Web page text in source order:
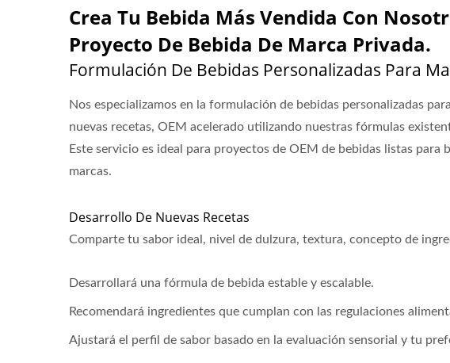
Crea Tu Bebida Más Vendida Con
Proyecto De Bebida De Marca Privada.
Formulación De Bebidas Personalizadas Para
Nos especializamos en la formulación de bebidas personalizadas
nuevas recetas, OEM acelerado utilizando nuestras fórmulas
Este servicio es ideal para proyectos de OEM de bebidas listas
marcas.
Desarrollo De Nuevas Recetas
Comparte tu sabor ideal, nivel de dulzura, textura, concepto de
Desarrollará una fórmula de bebida estable y escalable.
Recomendará ingredientes que cumplan con las regulaciones
Ajustará el perfil de sabor basado en la evaluación sensorial y tu